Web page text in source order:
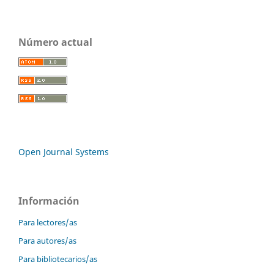
Número actual
Open Journal Systems
Información
Para lectores/as
Para autores/as
Para bibliotecarios/as